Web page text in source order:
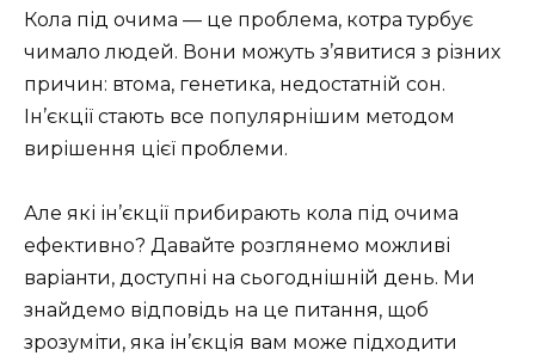
Кола під очима — це проблема, котра турбує
чимало людей. Вони можуть з’явитися з різних
причин: втома, генетика, недостатній сон.
Ін’єкції стають все популярнішим методом
вирішення цієї проблеми.
Але які ін’єкції прибирають кола під очима
ефективно? Давайте розглянемо можливі
варіанти, доступні на сьогоднішній день. Ми
знайдемо відповідь на це питання, щоб
зрозуміти, яка ін’єкція вам може підходити